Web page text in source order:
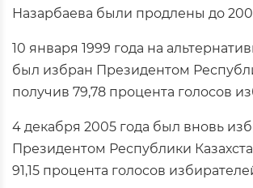
Назарбаева были продлены до
10 января 1999 года на
был избран Президентом
получив 79,78 процента голосов
4 декабря 2005 года был вновь
Президентом Республики
91,15 процента голосов